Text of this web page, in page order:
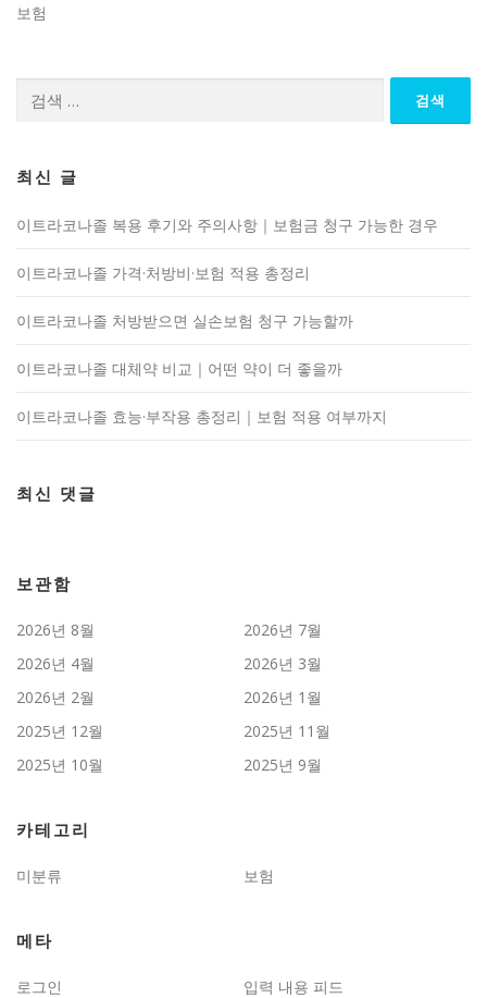
보험
최신 글
이트라코나졸 복용 후기와 주의사항｜보험금 청구 가능한 경우
이트라코나졸 가격·처방비·보험 적용 총정리
이트라코나졸 처방받으면 실손보험 청구 가능할까
이트라코나졸 대체약 비교｜어떤 약이 더 좋을까
이트라코나졸 효능·부작용 총정리｜보험 적용 여부까지
최신 댓글
보관함
2026년 8월
2026년 7월
2026년 4월
2026년 3월
2026년 2월
2026년 1월
2025년 12월
2025년 11월
2025년 10월
2025년 9월
카테고리
미분류 보험
메타
로그인 입력 내용 피드